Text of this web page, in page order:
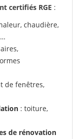
certifiés RGE :
chaudière,
de fenêtres,
: toiture,
de rénovation